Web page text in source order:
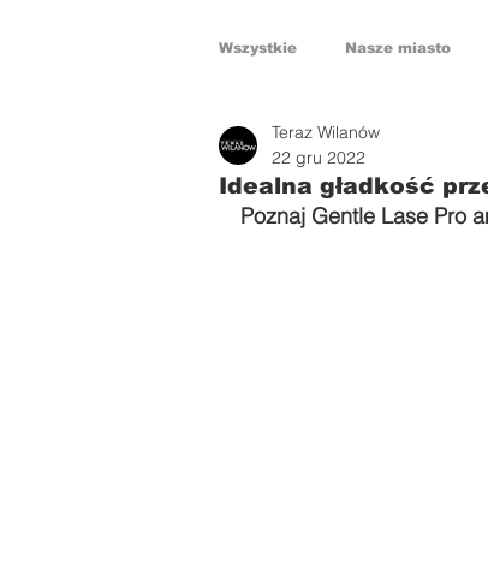
Wszystkie Nasze miasto
Zdrowie i uroda
Idealna gładkość
Teraz Wilanów
22 gru 2022
Poznaj Gentle Lase Pro